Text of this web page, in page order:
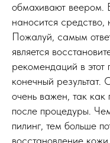
обмахивают веером.
наносится средство,
Пожалуй, самым
является
рекомендаций в
конечный результат.
очень важен, так как
после процедуры.
пилинг, тем больше